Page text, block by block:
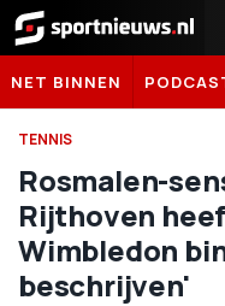
Sportnieuws.nl
NET BINNEN
TENNIS
Rosmalen-
Rijthoven
Wimbledon
beschrijven'